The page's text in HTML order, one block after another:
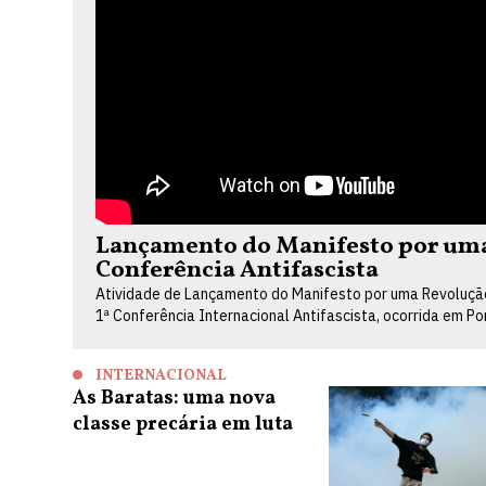
Lançamento do Manifesto por
Conferência Antifascista
Atividade de Lançamento do Manifesto por uma
1ª Conferência Internacional Antifascista, ocorrida em
INTERNACIONAL
As Baratas: uma nova
classe precária em luta